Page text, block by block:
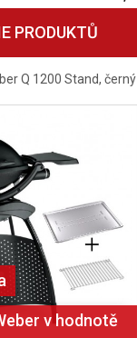
Q 1200 Stand, černý
v hodnotě
PRODUKTŮ